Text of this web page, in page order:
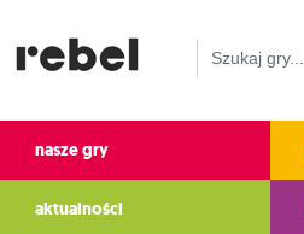
nasze gry
aktualności